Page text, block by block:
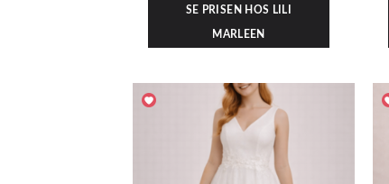
SE PRISEN HOS LILI
MARLEEN